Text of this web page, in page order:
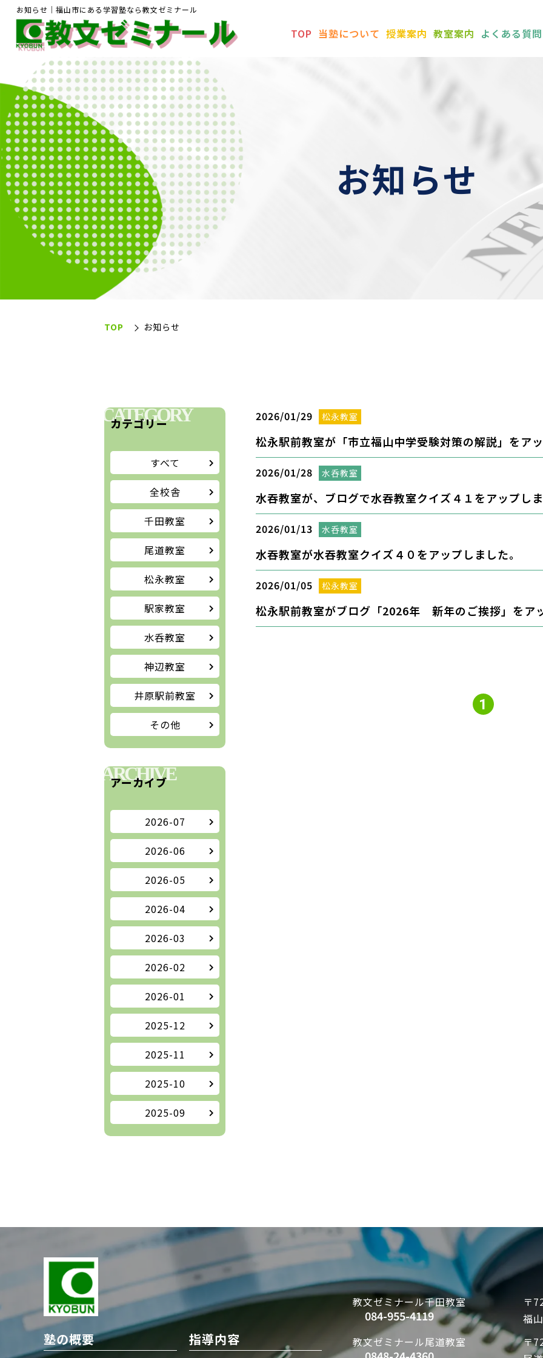
お知らせ｜福山市にある学習塾なら教文ゼミナール
TOP 当塾について 授業案内 教室案内 よくある質問
お知らせ
TOP お知らせ
2026/01/29 松永教室
松永駅前教室が「市立福山中学受験対策の解説」をアッ
2026/01/28 水呑教室
水吞教室が、ブログで水吞教室クイズ４１をアップしま
2026/01/13 水呑教室
水吞教室が水吞教室クイズ４０をアップしました。
2026/01/05 松永教室
松永駅前教室がブログ「2026年 新年のご挨拶」をア
1
CATEGORY
カテゴリー
すべて
全校舎
千田教室
尾道教室
松永教室
駅家教室
水呑教室
神辺教室
井原駅前教室
その他
ARCHIVE
アーカイブ
2026-07
2026-06
2026-05
2026-04
2026-03
2026-02
2026-01
2025-12
2025-11
2025-10
2025-09
塾の概要 指導内容
教文ゼミナール千田教室
084-955-4119
〒
福
教文ゼミナール尾道教室
〒